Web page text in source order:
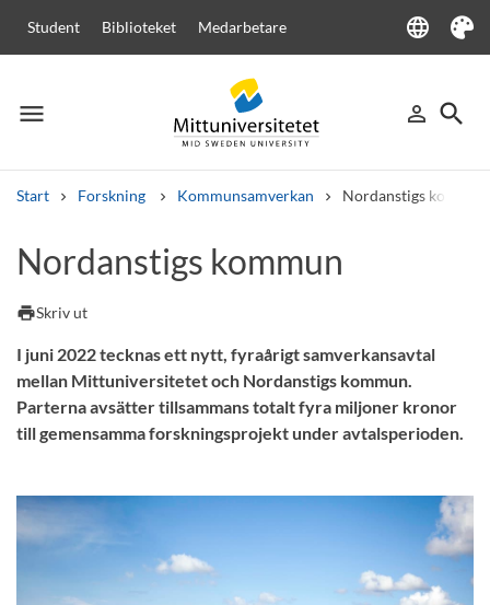
Student Biblioteket Medarbetare language
Language
Tema
menu
Meny person_outline
Logga in
search
Sök
Start Forskning Kommunsamverkan Nordanstigs kommun
Andra söktjänster
Kurser och program
Nordanstigs kommun
printSkriv ut
I juni 2022 tecknas ett nytt, fyraårigt samverkansavtal
mellan Mittuniversitetet och Nordanstigs kommun.
Parterna avsätter tillsammans totalt fyra miljoner kronor
till gemensamma forskningsprojekt under avtalsperioden.